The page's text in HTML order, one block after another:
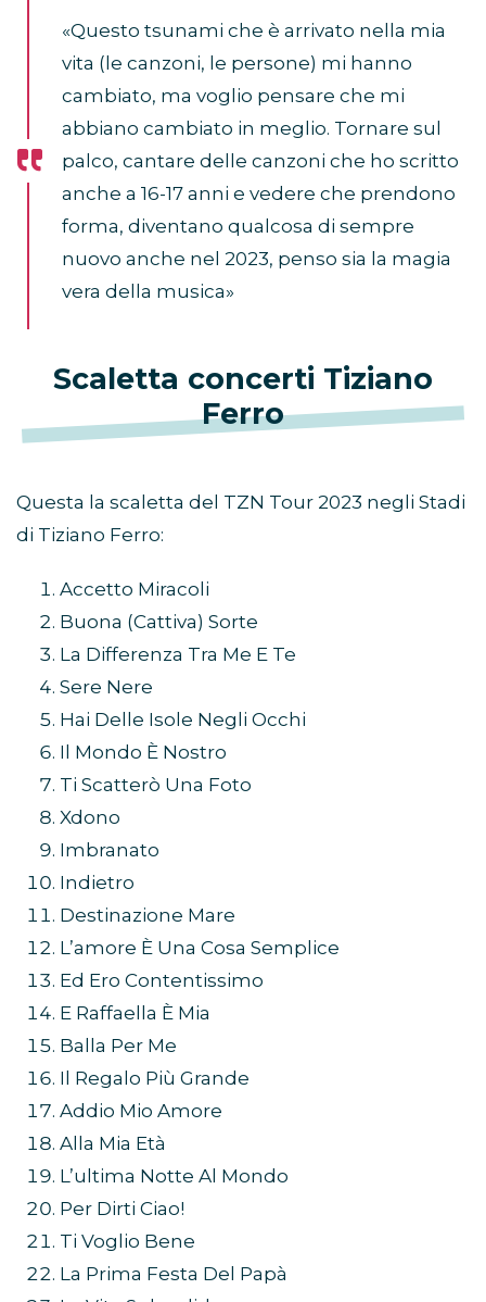
«Questo tsunami che è arrivato nella mia
vita (le canzoni, le persone) mi hanno
cambiato, ma voglio pensare che mi
abbiano cambiato in meglio. Tornare sul
palco, cantare delle canzoni che ho scritto
anche a 16-17 anni e vedere che prendono
forma, diventano qualcosa di sempre
nuovo anche nel 2023, penso sia la magia
vera della musica»
Scaletta concerti Tiziano
Ferro
Questa la scaletta del TZN Tour 2023 negli Stadi
di Tiziano Ferro:
Accetto Miracoli
Buona (Cattiva) Sorte
La Differenza Tra Me E Te
Sere Nere
Hai Delle Isole Negli Occhi
Il Mondo È Nostro
Ti Scatterò Una Foto
Xdono
Imbranato
Indietro
Destinazione Mare
L’amore È Una Cosa Semplice
Ed Ero Contentissimo
E Raffaella È Mia
Balla Per Me
Il Regalo Più Grande
Addio Mio Amore
Alla Mia Età
L’ultima Notte Al Mondo
Per Dirti Ciao!
Ti Voglio Bene
La Prima Festa Del Papà